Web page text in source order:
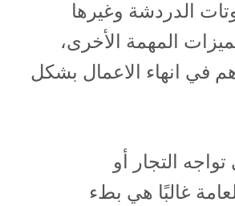
الدردشة وغيرها
المهمة الأخرى،
في انهاء الاعمال بشكل
التجار أو
غالبًا هي بطء